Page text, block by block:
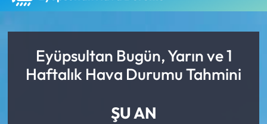
Eyüpsultan Bugün, Yarın ve 1
Haftalık Hava Durumu Tahmini
ŞU AN